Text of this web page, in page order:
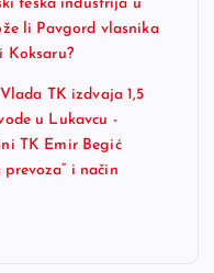
teška industrija u
li Pavgord vlasnika
Koksaru?
TK izdvaja 1,5
u Lukavcu -
TK Emir Begić
i način